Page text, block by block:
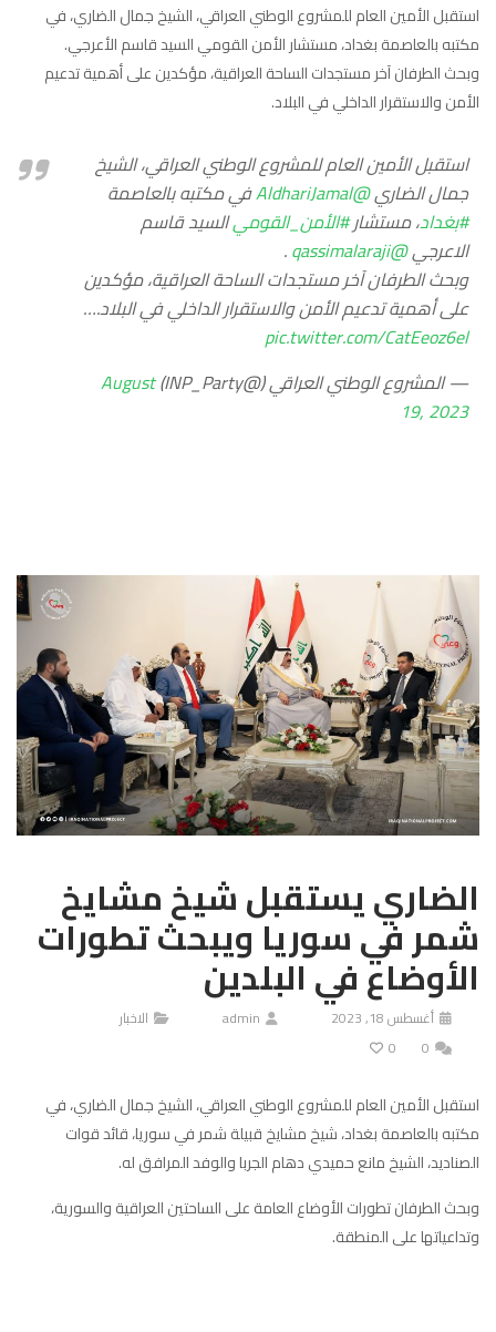
استقبل الأمين العام للمشروع الوطني العراقي، الشيخ جمال الضاري، في
مكتبه بالعاصمة بغداد، مستشار الأمن القومي السيد قاسم الأعرجي.
وبحث الطرفان آخر مستجدات الساحة العراقية، مؤكدين على أهمية تدعيم
الأمن والاستقرار الداخلي في البلاد.
استقبل الأمين العام للمشروع الوطني العراقي، الشيخ
جمال الضاري@AldhariJamal
في مكتبه بالعاصمة
#بغداد، مستشار#الأمن_القوميالسيد قاسم
الاعرجي@qassimalaraji
.
وبحث الطرفان آخر مستجدات الساحة العراقية، مؤكدين
على أهمية تدعيم الأمن والاستقرار الداخلي في البلاد.…
pic.twitter.com/CatEeoz6el
— المشروع الوطني العراقي (@INP_Party)
August
19, 2023
الضاري يستقبل شيخ مشايخ
شمر في سوريا ويبحث تطورات
الأوضاع في البلدين
أغسطس 18, 2023 admin
الاخبار
0
0
استقبل الأمين العام للمشروع الوطني العراقي، الشيخ جمال الضاري، في
مكتبه بالعاصمة بغداد، شيخ مشايخ قبيلة شمر في سوريا، قائد قوات
الصناديد، الشيخ مانع حميدي دهام الجربا والوفد المرافق له.
وبحث الطرفان تطورات الأوضاع العامة على الساحتين العراقية والسورية،
وتداعياتها على المنطقة.